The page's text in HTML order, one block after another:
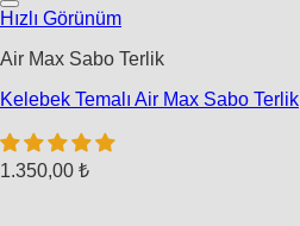
Hızlı Görünüm
Air Max Sabo Terlik
Kelebek Temalı Air Max Sabo Terlik
1.350,00 ₺